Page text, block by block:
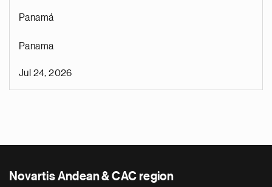
Panamá
Panama
Jul 24, 2026
Novartis Andean & CAC region